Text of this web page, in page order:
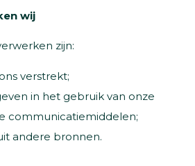
wij
zijn:
verstrekt;
in het gebruik van onze
communicatiemiddelen;
andere bronnen.